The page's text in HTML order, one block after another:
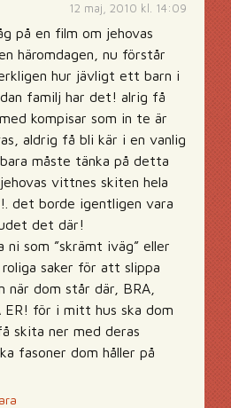
12 maj, 2010 kl. 14:09
på en film om jehovas
häromdagen, nu förstår
hur jävligt ett barn i
familj har det! alrig få
kompisar som in te är
aldrig få bli kär i en vanlig
måste tänka på detta
vittnes skiten hela
det borde igentligen vara
det där!
ni som ”skrämt iväg” eller
saker för att slippa
när dom står där, BRA,
ER! för i mitt hus ska dom
skita ner med deras
fasoner dom håller på